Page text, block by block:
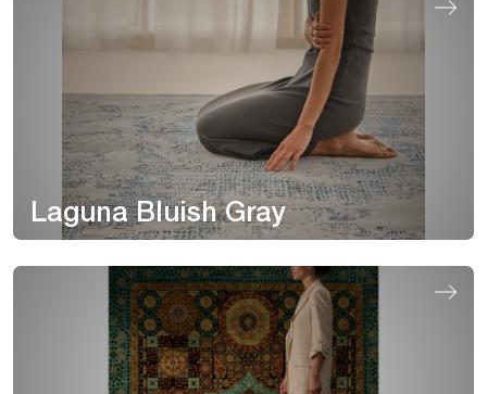
Laguna Bluish Gray